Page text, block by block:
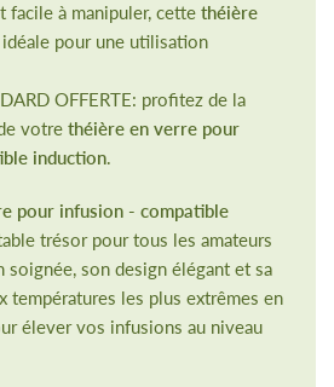
facile à manipuler, cette théière
pour une utilisation
OFFERTE: profitez de la
votre théière en verre pour
induction.
pour infusion - compatible
trésor pour tous les amateurs
soignée, son design élégant et sa
températures les plus extrêmes en
élever vos infusions au niveau